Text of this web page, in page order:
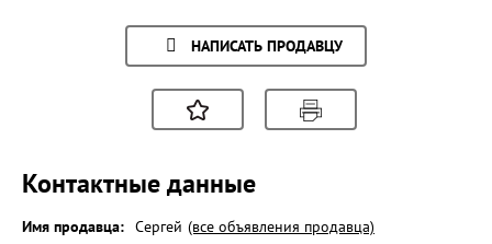
НАПИСАТЬ ПРОДАВЦУ
Контактные данные
Имя продавца: Сергей (все объявления продавца)